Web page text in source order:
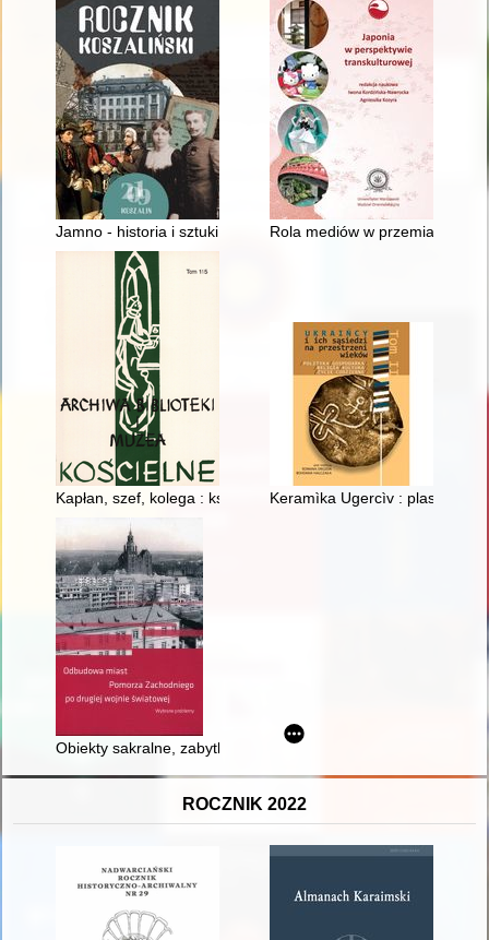
Jamno - historia i sztuki piękne Rola mediów w przemianach
Kapłan, szef, kolega : ksiądz kan. dr Mirosław Nowak,
Keramìka Ugercìv : plastika
Obiekty sakralne, zabytki, świątynie : sytuacja
ROCZNIK 2022